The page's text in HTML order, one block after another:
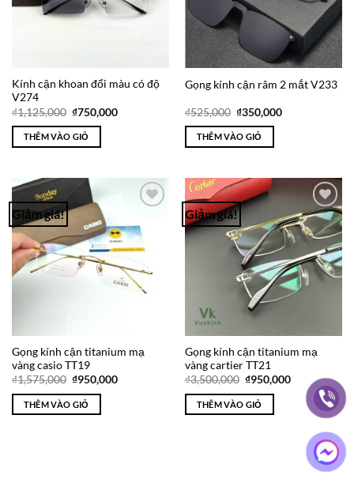
Kính cận khoan đổi màu có độ
V274
₫1,125,000 Giá
là:
₫1,125,000.
₫750,000Giá
THÊM VÀO GIỎ
Gọng kính cận râm 2 mắt V233
₫525,000 Giá
là:
₫525,000.
₫350,000Giá
THÊM VÀO GIỎ
Giảm giá!
Wishlist
Gọng kính cận titanium mạ
vàng casio TT19
₫1,575,000 Giá
là:
₫1,575,000.
₫950,000Giá
THÊM VÀO GIỎ
Giảm giá!
Add to
Wishlist
Gọng kính cận titanium mạ
vàng cartier TT21
₫3,500,000 Giá
là:
₫3,500,000.
₫950,000Giá
hiện
₫950,000.
THÊM VÀO GIỎ